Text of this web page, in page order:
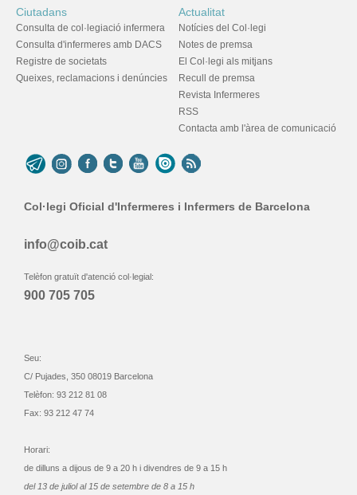
Ciutadans
Consulta de col·legiació infermera
Consulta d'infermeres amb DACS
Registre de societats
Queixes, reclamacions i denúncies
Actualitat
Notícies del Col·legi
Notes de premsa
El Col·legi als mitjans
Recull de premsa
Revista Infermeres
RSS
Contacta amb l'àrea de comunicació
Col·legi Oficial d'Infermeres i Infermers de Barcelona
info@coib.cat
Telèfon gratuït d'atenció col·legial:
900 705 705
Seu:
C/ Pujades, 350 08019 Barcelona
Telèfon: 93 212 81 08
Fax: 93 212 47 74
Horari:
de dilluns a dijous de 9 a 20 h i divendres de 9 a 15 h
del 13 de juliol al 15 de setembre de 8 a 15 h